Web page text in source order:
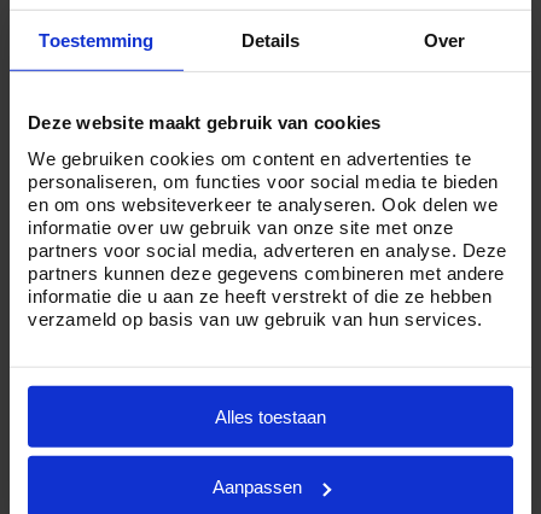
Toestemming Details Over
Deze website maakt gebruik van cookies
We gebruiken cookies om content en advertenties te
personaliseren, om functies voor social media te bieden
en om ons websiteverkeer te analyseren. Ook delen we
informatie over uw gebruik van onze site met onze
partners voor social media, adverteren en analyse. Deze
partners kunnen deze gegevens combineren met andere
informatie die u aan ze heeft verstrekt of die ze hebben
verzameld op basis van uw gebruik van hun services.
Alles toestaan
Aanpassen
waardige uitvaart tegen een eerlijk tarief en dus ook met
een kapitaalpolis.
Heeft u twijfels of uw polis verzilverd kan worden
wanneer u Crematorium24 inschakelt als uw
uitvaartondernemer? Aarzel dan niet en neem
vrijblijvend 24 uur telefonisch contact op via085 01 6
0614
. Onze uitvaartplanners staan u graag te woord.
Naturapolis
Verschillende verzekeraars bieden naturapolissen aan.
. Het voordeel is dat de wensen die er
tijdens het afsluiten van de verzekering zijn ook tijdens
het de uitvaart behartigd kunnen worden. Het nadeel is